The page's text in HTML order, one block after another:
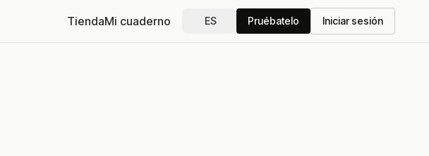
TiendaMi cuaderno ES Pruébatelo Iniciar sesión